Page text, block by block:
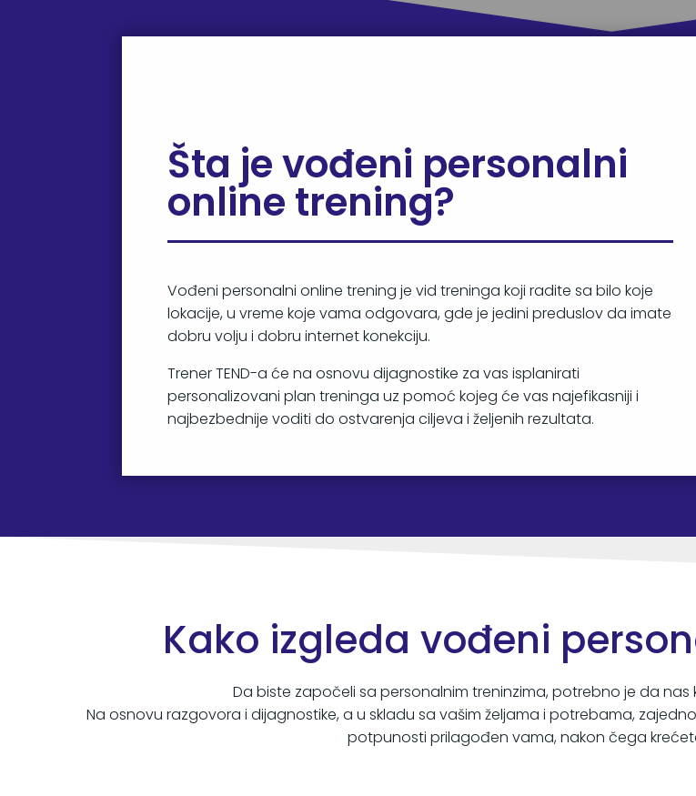
Šta je vođeni personalni
online trening?
Vođeni personalni online trening je vid treninga koji radite sa bilo koje
lokacije, u vreme koje vama odgovara, gde je jedini preduslov da imate
dobru volju i dobru internet konekciju.
Trener TEND-a će na osnovu dijagnostike za vas isplanirati
personalizovani plan treninga uz pomoć kojeg će vas najefikasniji i
najbezbednije voditi do ostvarenja ciljeva i željenih rezultata.
Kako izgleda vođeni
Da biste započeli sa personalnim treninzima, potrebno je da
Na osnovu razgovora i dijagnostike, a u skladu sa vašim željama i potrebama,
potpunosti prilagođen vama, nakon čega